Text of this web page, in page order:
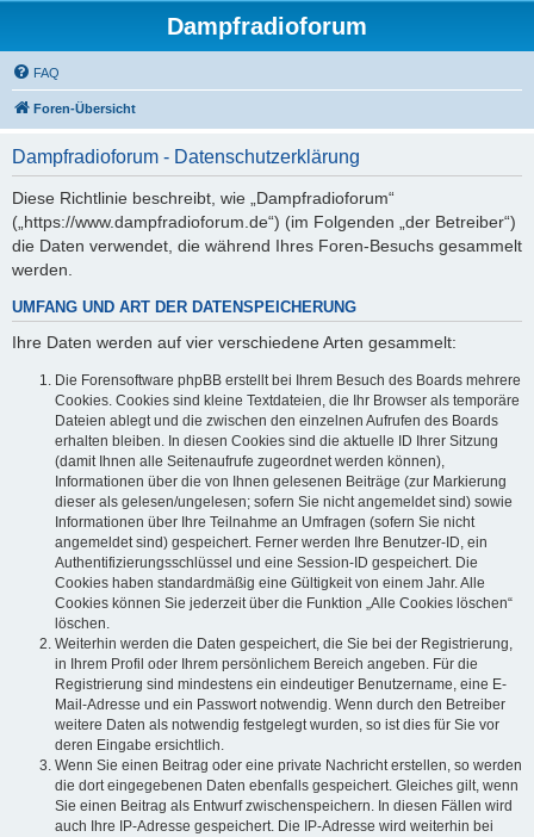
Dampfradioforum
FAQ
Foren-Übersicht
Dampfradioforum - Datenschutzerklärung
Diese Richtlinie beschreibt, wie „Dampfradioforum“
(„https://www.dampfradioforum.de“) (im Folgenden „der Betreiber“)
die Daten verwendet, die während Ihres Foren-Besuchs gesammelt
werden.
UMFANG UND ART DER DATENSPEICHERUNG
Ihre Daten werden auf vier verschiedene Arten gesammelt:
Die Forensoftware phpBB erstellt bei Ihrem Besuch des Boards mehrere
Cookies. Cookies sind kleine Textdateien, die Ihr Browser als temporäre
Dateien ablegt und die zwischen den einzelnen Aufrufen des Boards
erhalten bleiben. In diesen Cookies sind die aktuelle ID Ihrer Sitzung
(damit Ihnen alle Seitenaufrufe zugeordnet werden können),
Informationen über die von Ihnen gelesenen Beiträge (zur Markierung
dieser als gelesen/ungelesen; sofern Sie nicht angemeldet sind) sowie
Informationen über Ihre Teilnahme an Umfragen (sofern Sie nicht
angemeldet sind) gespeichert. Ferner werden Ihre Benutzer-ID, ein
Authentifizierungsschlüssel und eine Session-ID gespeichert. Die
Cookies haben standardmäßig eine Gültigkeit von einem Jahr. Alle
Cookies können Sie jederzeit über die Funktion „Alle Cookies löschen“
löschen.
Weiterhin werden die Daten gespeichert, die Sie bei der Registrierung,
in Ihrem Profil oder Ihrem persönlichem Bereich angeben. Für die
Registrierung sind mindestens ein eindeutiger Benutzername, eine E-
Mail-Adresse und ein Passwort notwendig. Wenn durch den Betreiber
weitere Daten als notwendig festgelegt wurden, so ist dies für Sie vor
deren Eingabe ersichtlich.
Wenn Sie einen Beitrag oder eine private Nachricht erstellen, so werden
die dort eingegebenen Daten ebenfalls gespeichert. Gleiches gilt, wenn
Sie einen Beitrag als Entwurf zwischenspeichern. In diesen Fällen wird
auch Ihre IP-Adresse gespeichert. Die IP-Adresse wird weiterhin bei